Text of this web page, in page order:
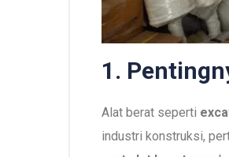
1.
Alat berat seperti
industri konstruksi,